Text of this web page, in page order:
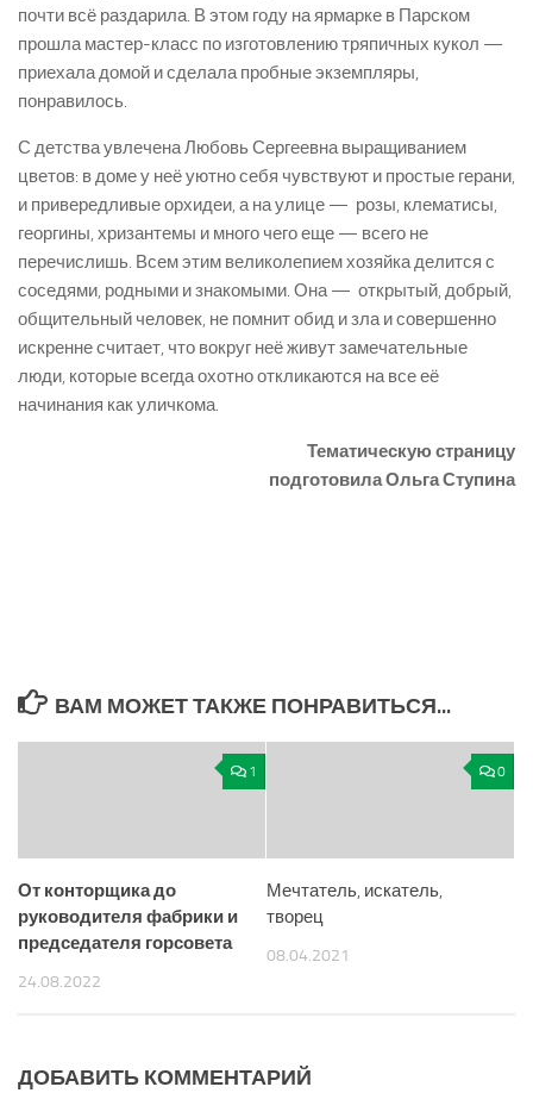
почти всё раздарила. В этом году на ярмарке в Парском
прошла мастер-класс по изготовлению тряпичных кукол —
приехала домой и сделала пробные экземпляры,
понравилось.
С детства увлечена Любовь Сергеевна выращиванием
цветов: в доме у неё уютно себя чувствуют и простые герани,
и привередливые орхидеи, а на улице — розы, клематисы,
георгины, хризантемы и много чего еще — всего не
перечислишь. Всем этим великолепием хозяйка делится с
соседями, родными и знакомыми. Она — открытый, добрый,
общительный человек, не помнит обид и зла и совершенно
искренне считает, что вокруг неё живут замечательные
люди, которые всегда охотно откликаются на все её
начинания как уличкома.
Тематическую страницу
подготовила Ольга Ступина
ВАМ МОЖЕТ ТАКЖЕ ПОНРАВИТЬСЯ...
1
От конторщика до
руководителя фабрики и
председателя горсовета
24.08.2022
0
Мечтатель, искатель,
творец
08.04.2021
ДОБАВИТЬ КОММЕНТАРИЙ